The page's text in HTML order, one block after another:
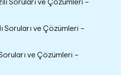
Soruları ve Çözümleri –
Soruları ve Çözümleri –